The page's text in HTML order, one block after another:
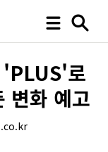
'PLUS'로
변화 예고